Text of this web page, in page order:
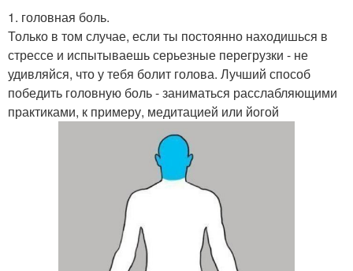
1. головная боль.
Только в том случае, если ты постоянно находишься в
стрессе и испытываешь серьезные перегрузки - не
удивляйся, что у тебя болит голова. Лучший способ
победить головную боль - заниматься расслабляющими
практиками, к примеру, медитацией или йогой